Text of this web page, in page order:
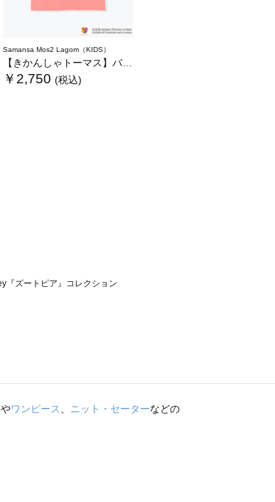
Samansa Mos2 Lagom（KIDS）
【きかんしゃトーマス】バックプリントTシャツ
￥2,750 (税込)
やワンピース、 ニット・セーターなどの